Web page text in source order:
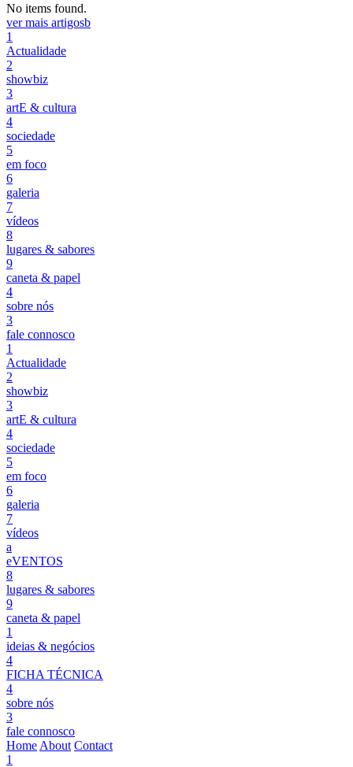
No items found.
ver mais artigosb
1
Actualidade
2
showbiz
3
artE & cultura
4
sociedade
5
em foco
6
galeria
7
vídeos
8
lugares & sabores
9
caneta & papel
4
sobre nós
3
fale connosco
1
Actualidade
2
showbiz
3
artE & cultura
4
sociedade
5
em foco
6
galeria
7
vídeos
a
eVENTOS
8
lugares & sabores
9
caneta & papel
1
ideias & negócios
4
FICHA TÉCNICA
4
sobre nós
3
fale connosco
Home About Contact
1